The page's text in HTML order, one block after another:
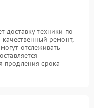
доставку техники по
ремонт,
отслеживать
продления срока